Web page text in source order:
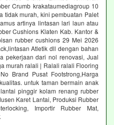
Crumb krakataumediagroup 10
tidak murah, kini pembuatan Palet
artinya lintasan lari laun atau
Cushions Klaten Kab. Kantor &
rubber cushions 29 Mei 2026
Atletik dll dengan bahan
pekerjaan dari nol renovasi, Jual
murah ralali | Ralali ralali Flooring
Brand Pusat Footstrong,Harga
untuk taman bermain anak
pinggir kolam renang rubber
Karet Lantai, Produksi Rubber
Importir Rubber Mat,